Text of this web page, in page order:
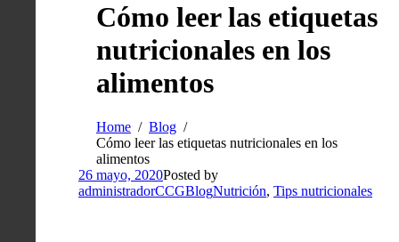
Cómo leer las etiquetas
nutricionales en los
alimentos
Home
Blog
Cómo leer las etiquetas nutricionales en los
alimentos
26 mayo, 2020Posted by
administradorCCGBlogNutrición, Tips nutricionales